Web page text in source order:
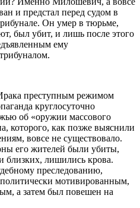
и предстал перед судом в
Он умер в тюрьме,
был убит, и лишь после этого
ему
преступным режимом
круглосуточно
об «оружии массового
которого, как позже выяснили
вовсе не существовало.
его жителей были убиты,
близких, лишились крова.
преследованию,
мотивированным,
а затем был повешен на